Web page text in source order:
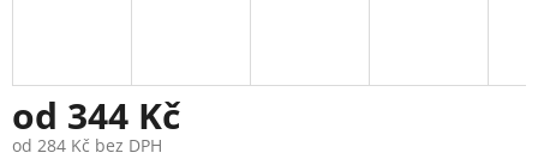
od 344 Kč
od 284 Kč bez DPH